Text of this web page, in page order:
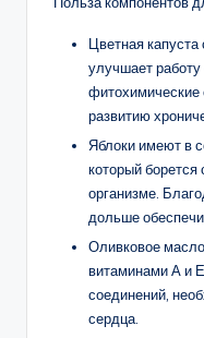
Цветная
улучшает работу
фитохимические
развитию
Яблоки имеют в
который
организме.
дольше
Оливковое
витаминами А и
соединений,
сердца.